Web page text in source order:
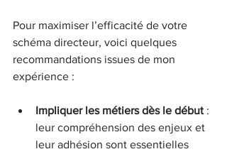
Pour maximiser l’efficacité de votre
schéma directeur, voici quelques
recommandations issues de mon
expérience :
Impliquer les métiers dès le début :
leur compréhension des enjeux et
leur adhésion sont essentielles